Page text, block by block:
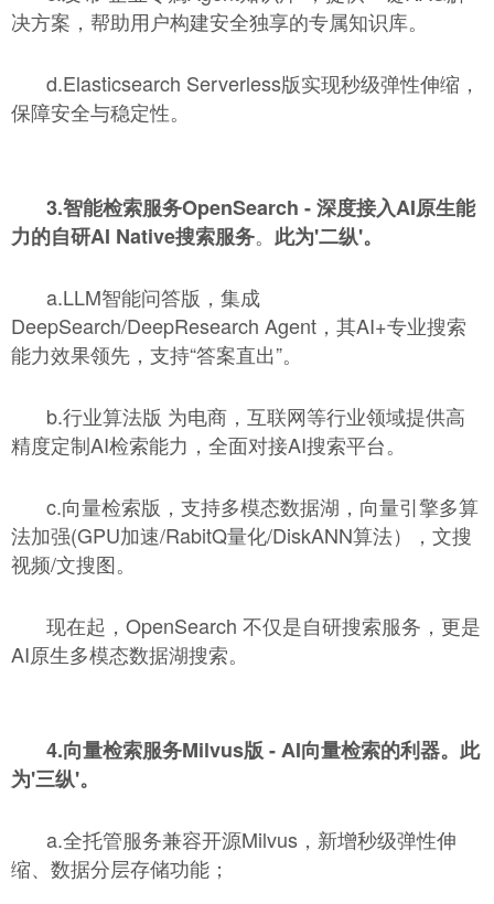
决方案，帮助用户构建安全独享的专属知识库。
d.Elasticsearch Serverless版实现秒级弹性伸缩，
保障安全与稳定性。
3.智能检索服务OpenSearch - 深度接入AI原生能
力的自研AI Native搜索服务。 此为'二纵'。
a.LLM智能问答版，集成
DeepSearch/DeepResearch Agent，其AI+专业搜索
能力效果领先，支持“答案直出”。
b.行业算法版 为电商，互联网等行业领域提供高
精度定制AI检索能力，全面对接AI搜索平台。
c.向量检索版，支持多模态数据湖，向量引擎多算
法加强(GPU加速/RabitQ量化/DiskANN算法），文搜
视频/文搜图。
现在起，OpenSearch 不仅是自研搜索服务，更是
AI原生多模态数据湖搜索。
4.向量检索服务Milvus版 - AI向量检索的利器。此
为'三纵'。
a.全托管服务兼容开源Milvus，新增秒级弹性伸
缩、数据分层存储功能；